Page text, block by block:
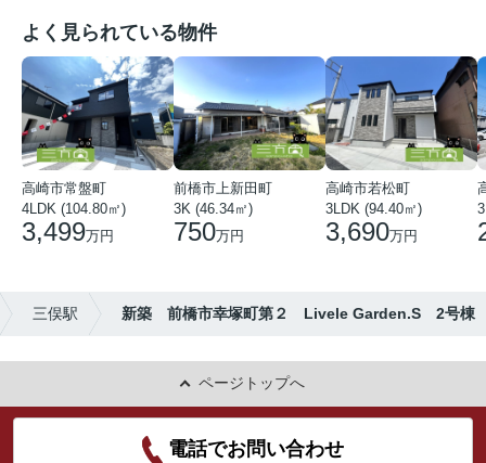
よく見られている物件
高崎市常盤町
4LDK (104.80㎡)
3,499万円
前橋市上新田町
3K (46.34㎡)
750万円
高崎市若松町
3LDK (94.40㎡)
3,690万円
三俣駅 新築 前橋市幸塚町第２ Livele Garden.S 2号棟
ページトップへ
電話でお問い合わせ